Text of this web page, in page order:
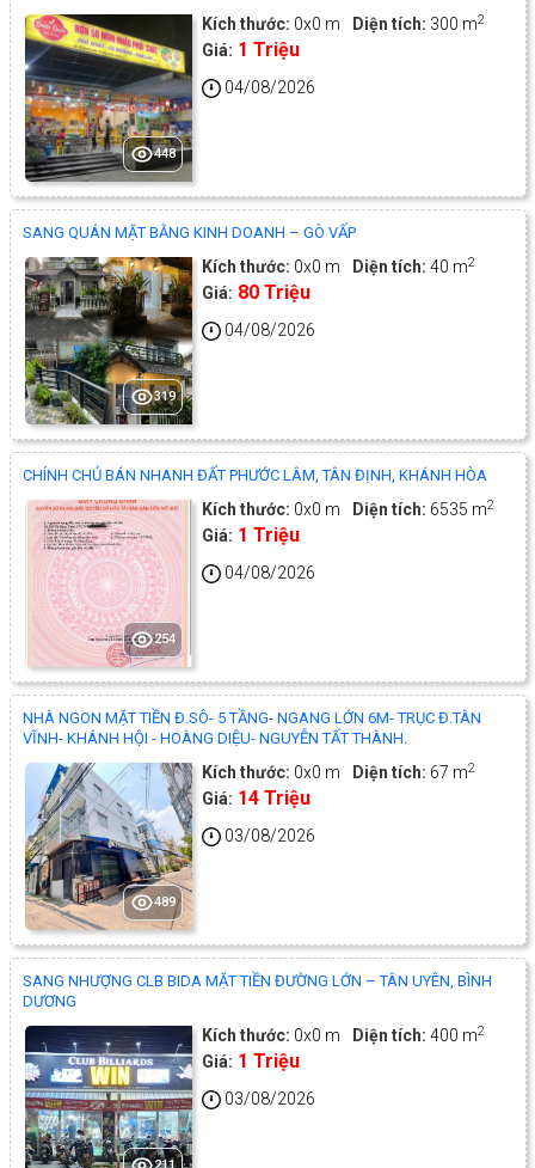
448
Kích thước: 0x0 m Diện tích: 300 m2
Giá: 1 Triệu
04/08/2026
SANG QUÁN MẶT BẰNG KINH DOANH – GÒ VẤP
319
Kích thước: 0x0 m Diện tích: 40 m2
Giá: 80 Triệu
04/08/2026
CHÍNH CHỦ BÁN NHANH ĐẤT PHƯỚC LÂM, TÂN ĐỊNH, KHÁNH HÒA
254
Kích thước: 0x0 m Diện tích: 6535 m2
Giá: 1 Triệu
04/08/2026
NHÀ NGON MẶT TIỀN Đ.SÔ- 5 TẦNG- NGANG LỚN 6M- TRỤC Đ.TÂN
VĨNH- KHÁNH HỘI - HOÀNG DIỆU- NGUYỄN TẤT THÀNH.
489
Kích thước: 0x0 m Diện tích: 67 m2
Giá: 14 Triệu
03/08/2026
SANG NHƯỢNG CLB BIDA MẶT TIỀN ĐƯỜNG LỚN – TÂN UYÊN, BÌNH
DƯƠNG
Kích thước: 0x0 m Diện tích: 400 m2
Giá: 1 Triệu
03/08/2026